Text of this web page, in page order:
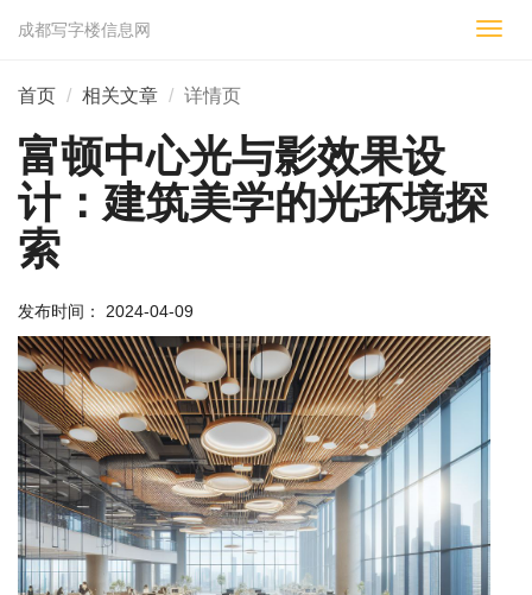
切
成都写字楼信息网
首页 相关文章 详情页
富顿中心光与影效果设
计：建筑美学的光环境探
索
发布时间： 2024-04-09